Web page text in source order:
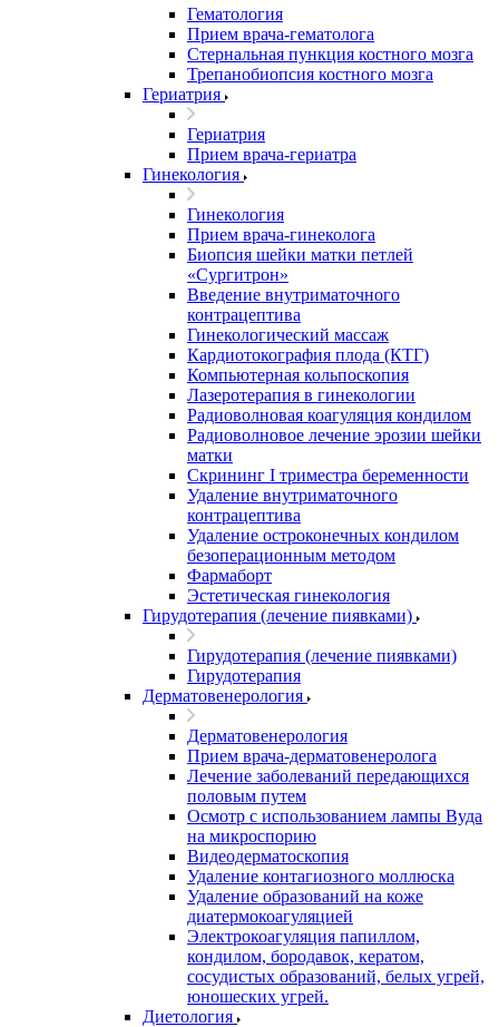
Гематология
Прием врача-гематолога
Стернальная пункция костного мозга
Трепанобиопсия костного мозга
Гериатрия
Гериатрия
Прием врача-гериатра
Гинекология
Гинекология
Прием врача-гинеколога
Биопсия шейки матки петлей
«Сургитрон»
Введение внутриматочного
контрацептива
Гинекологический массаж
Кардиотокография плода (КТГ)
Компьютерная кольпоскопия
Лазеротерапия в гинекологии
Радиоволновая коагуляция кондилом
Радиоволновое лечение эрозии шейки
матки
Скрининг I триместра беременности
Удаление внутриматочного
контрацептива
Удаление остроконечных кондилом
безоперационным методом
Фармаборт
Эстетическая гинекология
Гирудотерапия (лечение пиявками)
Гирудотерапия (лечение пиявками)
Гирудотерапия
Дерматовенерология
Дерматовенерология
Прием врача-дерматовенеролога
Лечение заболеваний передающихся
половым путем
Осмотр с использованием лампы Вуда
на микроспорию
Видеодерматоскопия
Удаление контагиозного моллюска
Удаление образований на коже
диатермокоагуляцией
Электрокоагуляция папиллом,
кондилом, бородавок, кератом,
сосудистых образований, белых угрей,
юношеских угрей.
Диетология